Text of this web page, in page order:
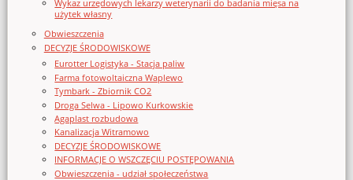
Wykaz urzędowych lekarzy weterynarii do badania mięsa na
użytek własny
Obwieszczenia
DECYZJE ŚRODOWISKOWE
Eurotter Logistyka - Stacja paliw
Farma fotowoltaiczna Waplewo
Tymbark - Zbiornik CO2
Droga Selwa - Lipowo Kurkowskie
Agaplast rozbudowa
Kanalizacja Witramowo
DECYZJE ŚRODOWISKOWE
INFORMACJE O WSZCZĘCIU POSTĘPOWANIA
Obwieszczenia - udział społeczeństwa